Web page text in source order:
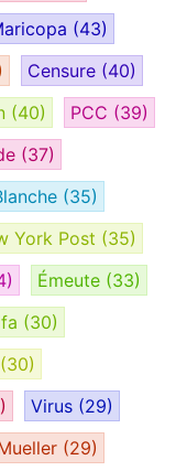
(43)
Censure (40)
(40) PCC (39)
(37)
(35)
York Post (35)
Émeute (33)
(30)
(30)
Virus (29)
(29)